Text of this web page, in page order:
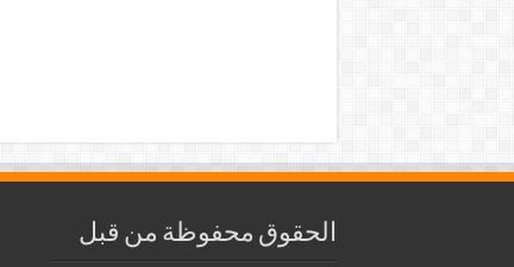
الحقوق محفوظة من قبل